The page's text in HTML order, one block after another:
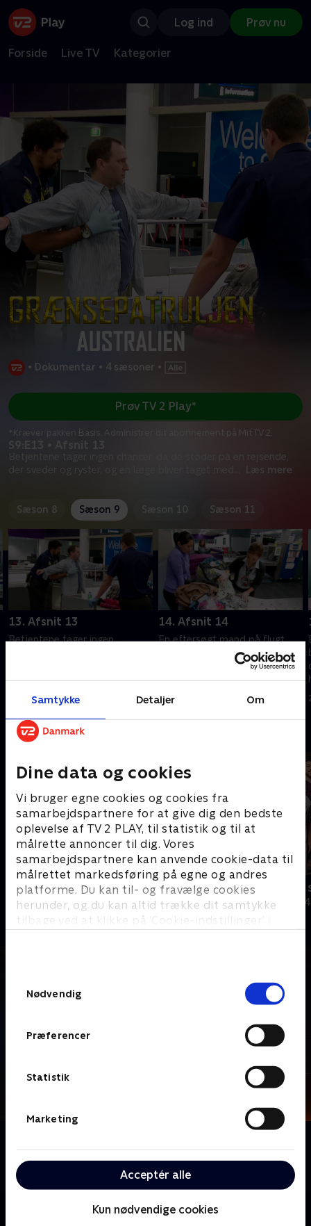
Samtykke Detaljer Om
Dine data og cookies
Vi bruger egne cookies og cookies fra
samarbejdspartnere for at give dig den bedste
oplevelse af TV 2 PLAY, til statistik og til at
målrette annoncer til dig. Vores
samarbejdspartnere kan anvende cookie-data til
målrettet markedsføring på egne og andres
platforme. Du kan til- og fravælge cookies
herunder, og du kan altid trække dit samtykke
tilbage ved at klikke på ’Cookie-indstillinger’ i
Nødvendig
Præferencer
Statistik
Marketing
Acceptér alle
Kun nødvendige cookies
Log ind Prøv nu
Forside Live TV Kategorier
• Dokumentar • 4 sæsoner •
S9:E13 • Afsnit 13
Betjentene tager ingen chancer, da de støder på en rejsende,
Læs mere
Prøv TV 2 Play*
*Kræver pakken Basis. Administrer dit abonnement på Mit TV 2.
Sæson 8 Sæson 9 Sæson 10 Sæson 11
13. Afsnit 13
Betjentene tager ingen
og en læge bliver taget med
20. september 2016 • 23 min
14. Afsnit 14
En eftersøgt mand på flugt
bliver endelig opsporet, og en
almindelig juicekarton udløser
alarmen.
20. september 2016 • 23 min
Andre så også
Grænsepatruljen USA
Dokumentar • 2 sæsoner
24 timer på
Dokumentar •
holde adgangen til Australien i orden!